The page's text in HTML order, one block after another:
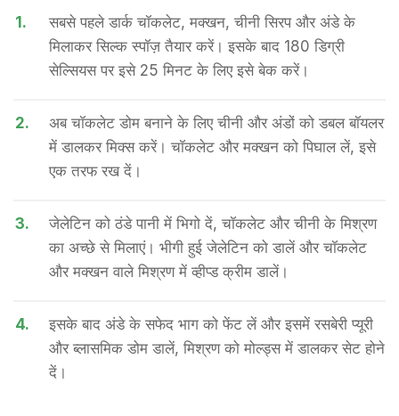
1.
सबसे पहले डार्क चॉकलेट, मक्खन, चीनी सिरप और अंडे के
मिलाकर सिल्क स्पॉज़ तैयार करें। इसके बाद 180 डिग्री
सेल्सियस पर इसे 25 मिनट के लिए इसे बेक करें।
2.
अब चॉकलेट डोम बनाने के लिए चीनी और अंडों को डबल बॉयलर
में डालकर मिक्स करें। चॉकलेट और मक्खन को पिघाल लें, इसे
एक तरफ रख दें।
3.
जेलेटिन को ठंडे पानी में भिगो दें, चॉकलेट और चीनी के मिश्रण
का अच्छे से मिलाएं। भीगी हुई जेलेटिन को डालें और चॉकलेट
और मक्खन वाले मिश्रण में व्हीप्ड क्रीम डालें।
4.
इसके बाद अंडे के सफेद भाग को फेंट लें और इसमें रसबेरी प्यूरी
और ब्लासमिक डोम डालें, मिश्रण को मोल्ड्स में डालकर सेट होने
दें।